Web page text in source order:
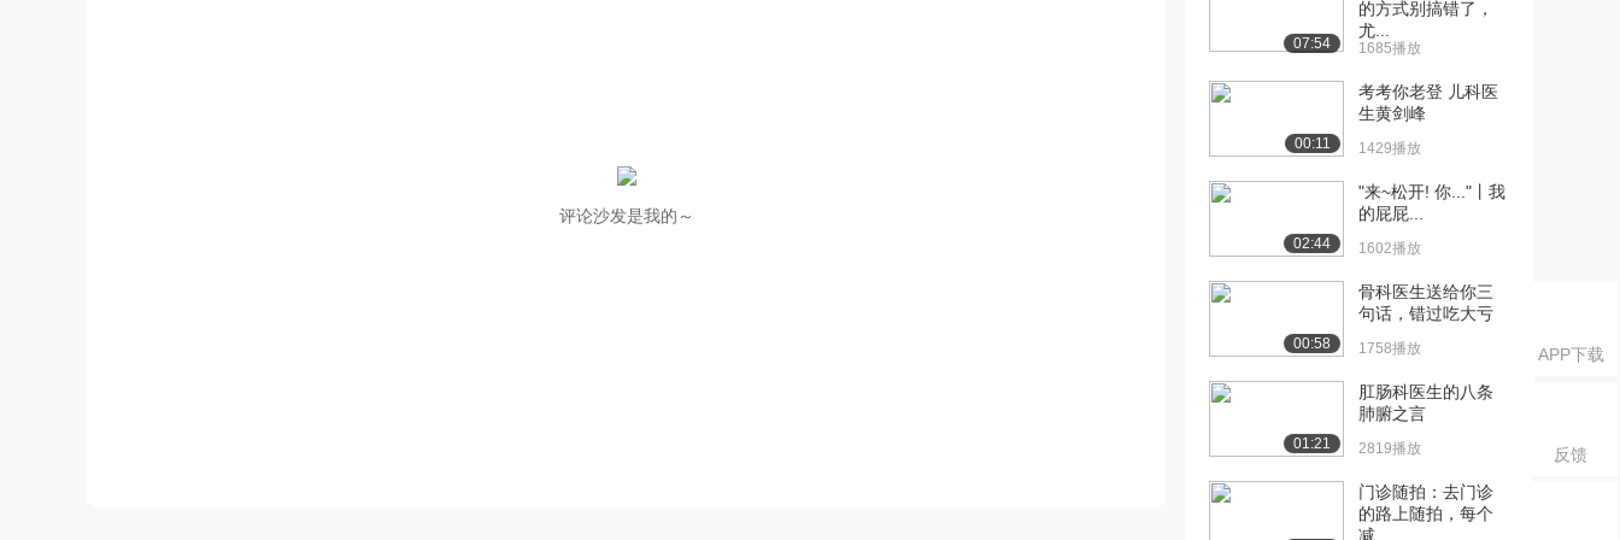
APP下载
反馈
评论沙发是我的～
07:54
的方式别搞错了，
尤...
1685播放
00:11
考考你老登 儿科医
生黄剑峰
1429播放
02:44
"来~松开! 你..."丨我
的屁屁...
1602播放
00:58
骨科医生送给你三
句话，错过吃大亏
1758播放
01:21
肛肠科医生的八条
肺腑之言
2819播放
门诊随拍：去门诊
的路上随拍，每个
减...